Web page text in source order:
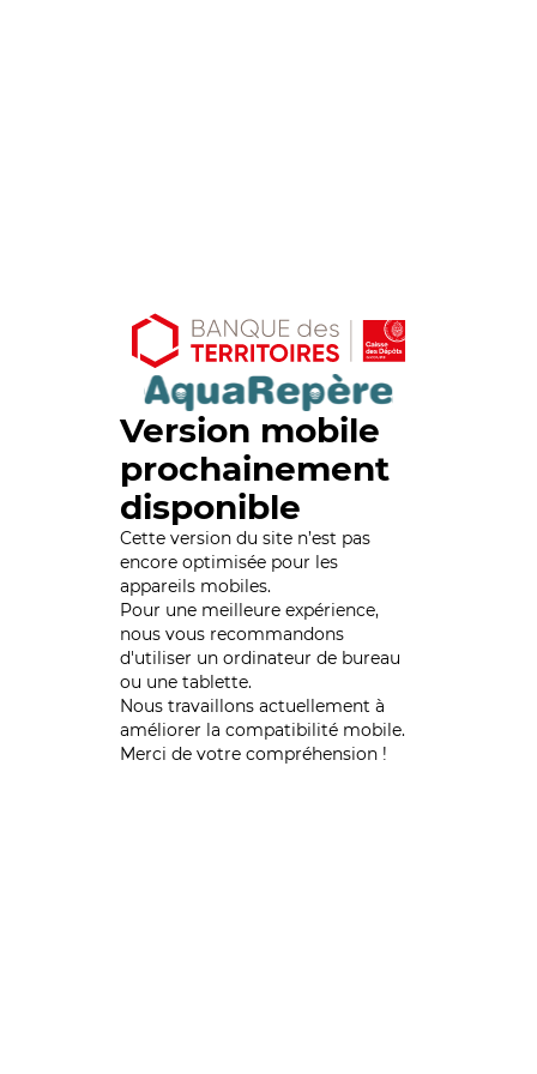
Version mobile
prochainement
disponible
Cette version du site n’est pas
encore optimisée pour les
appareils mobiles.
Pour une meilleure expérience,
nous vous recommandons
d'utiliser un ordinateur de bureau
ou une tablette.
Nous travaillons actuellement à
améliorer la compatibilité mobile.
Merci de votre compréhension !